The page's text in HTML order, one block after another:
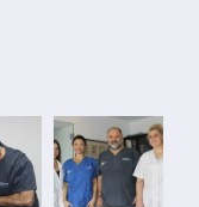
στο Εθνικό &
του ΕΚΠΑ
(>20) συνέδρια και
και στο